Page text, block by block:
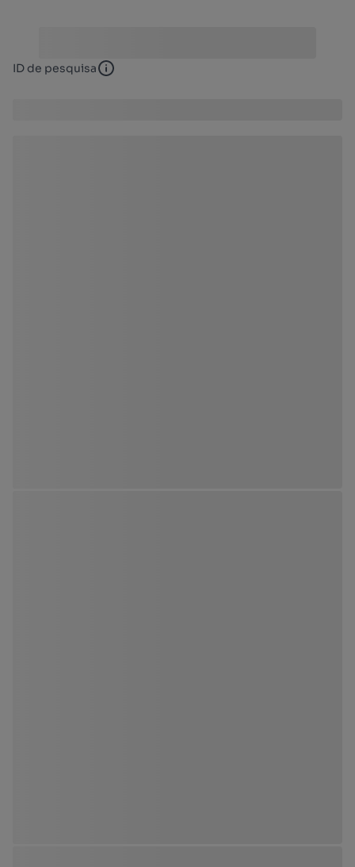
ID de pesquisa ID de pesquisa